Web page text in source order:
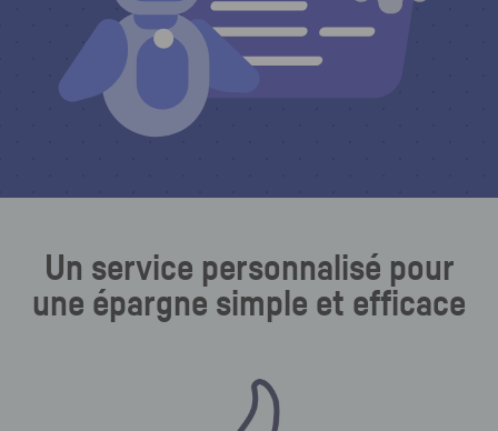
Un service personnalisé pour
une épargne simple et efficace